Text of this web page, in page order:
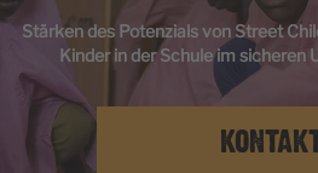
Stärken des Potenzials von Street
Kinder in der Schule im sicheren
KONTAKT